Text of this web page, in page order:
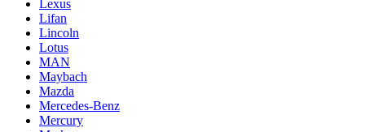
Lexus
Lifan
Lincoln
Lotus
MAN
Maybach
Mazda
Mercedes-Benz
Mercury